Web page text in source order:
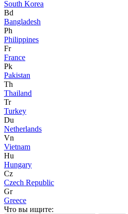
South Korea
Bd
Bangladesh
Ph
Philippines
Fr
France
Pk
Pakistan
Th
Thailand
Tr
Turkey
Du
Netherlands
Vn
Vietnam
Hu
Hungary
Cz
Czech Republic
Gr
Greece
Что вы ищите: